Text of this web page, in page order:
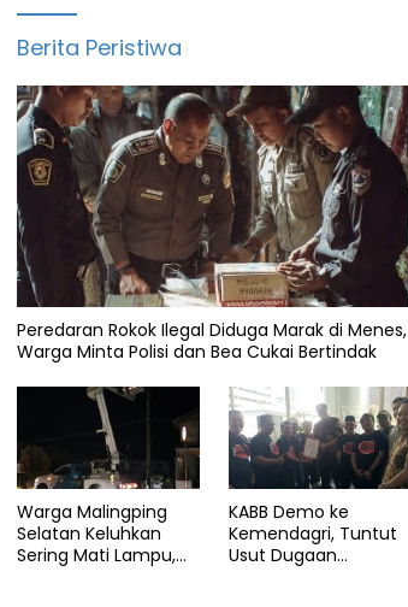
Berita Peristiwa
Peredaran Rokok Ilegal Diduga Marak di Menes,
Warga Minta Polisi dan Bea Cukai Bertindak
Warga Malingping
Selatan Keluhkan
Sering Mati Lampu,
KABB Demo ke
Kemendagri, Tuntut
Usut Dugaan